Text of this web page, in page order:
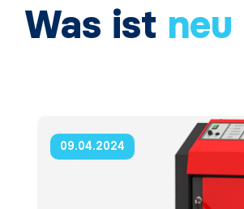
Was ist neu
09.04.2024